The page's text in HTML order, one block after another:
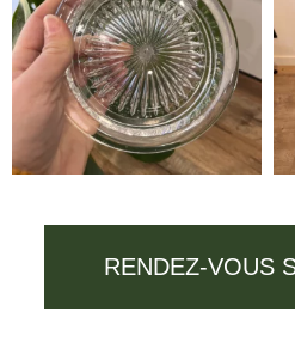
RENDEZ-VOUS